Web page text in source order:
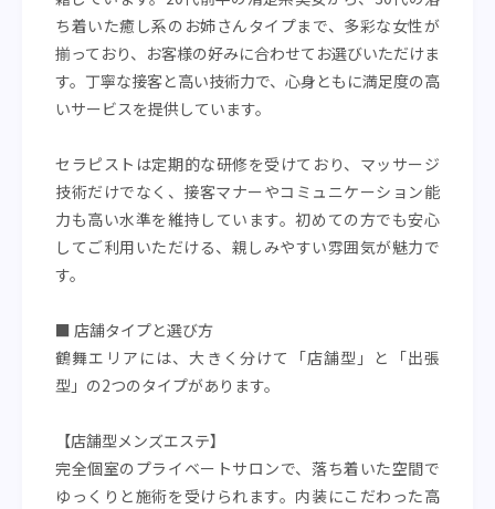
ち着いた癒し系のお姉さんタイプまで、多彩な女性が
揃っており、お客様の好みに合わせてお選びいただけま
す。丁寧な接客と高い技術力で、心身ともに満足度の高
いサービスを提供しています。
セラピストは定期的な研修を受けており、マッサージ
技術だけでなく、接客マナーやコミュニケーション能
力も高い水準を維持しています。初めての方でも安心
してご利用いただける、親しみやすい雰囲気が魅力で
す。
■ 店舗タイプと選び方
鶴舞エリアには、大きく分けて「店舗型」と「出張
型」の2つのタイプがあります。
【店舗型メンズエステ】
完全個室のプライベートサロンで、落ち着いた空間で
ゆっくりと施術を受けられます。内装にこだわった高